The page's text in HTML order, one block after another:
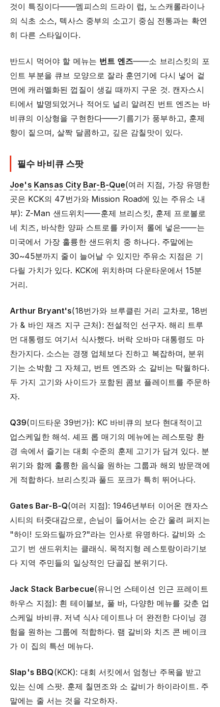
것이 특징이다——멤피스의 드라이 럽, 노스캐롤라이나
의 식초 소스, 텍사스 중부의 소고기 중심 전통과는 확연
히 다른 스타일이다.
반드시 먹어야 할 메뉴는 번트 엔즈——소 브리스킷의 포
인트 부분을 큐브 모양으로 잘라 훈연기에 다시 넣어 겉
면에 캐러멜화된 껍질이 생길 때까지 구운 것. 캔자스시
티에서 발명되었거나 적어도 널리 알려진 번트 엔즈는 바
비큐의 이상형을 구현한다——기름기가 풍부하고, 훈제
향이 짙으며, 살짝 달콤하고, 깊은 감칠맛이 있다.
필수 바비큐 스팟
Joe's Kansas City Bar-B-Que(여러 지점, 가장 유명한
곳은 KCK의 47번가와 Mission Road에 있는 주유소 내
부): Z-Man 샌드위치——훈제 브리스킷, 훈제 프로볼로
네 치즈, 바삭한 양파 스트로를 카이저 롤에 넣은——는
미국에서 가장 훌륭한 샌드위치 중 하나다. 주말에는
30~45분까지 줄이 늘어날 수 있지만 주유소 지점은 기
다릴 가치가 있다. KCK에 위치하며 다운타운에서 15분
거리.
Arthur Bryant's(18번가와 브루클린 거리 교차로, 18번
가 & 바인 재즈 지구 근처): 전설적인 선구자. 해리 트루
먼 대통령도 여기서 식사했다. 버락 오바마 대통령도 마
찬가지다. 소스는 경쟁 업체보다 진하고 복잡하며, 분위
기는 소박함 그 자체고, 번트 엔즈와 소 갈비는 탁월하다.
두 가지 고기와 사이드가 포함된 콤보 플레이트를 주문하
자.
Q39(미드타운 39번가): KC 바비큐의 보다 현대적이고
업스케일한 해석. 셰프 롭 매기의 메뉴에는 레스토랑 환
경 속에서 즐기는 대회 수준의 훈제 고기가 담겨 있다. 분
위기와 함께 훌륭한 음식을 원하는 그룹과 해외 방문객에
게 적합하다. 브리스킷과 풀드 포크가 특히 뛰어나다.
Gates Bar-B-Q(여러 지점): 1946년부터 이어온 캔자스
시티의 터줏대감으로, 손님이 들어서는 순간 울려 퍼지는
"하이! 도와드릴까요?"라는 인사로 유명하다. 갈비와 소
고기 번 샌드위치는 클래식. 목적지형 레스토랑이라기보
다 지역 주민들의 일상적인 단골집 분위기다.
Jack Stack Barbecue(유니언 스테이션 인근 프레이트
하우스 지점): 흰 테이블보, 풀 바, 다양한 메뉴를 갖춘 업
스케일 바비큐. 저녁 식사 데이트나 더 완전한 다이닝 경
험을 원하는 그룹에 적합하다. 램 갈비와 치즈 콘 베이크
가 이 집의 특선 메뉴다.
Slap's BBQ(KCK): 대회 서킷에서 엄청난 주목을 받고
있는 신예 스팟. 훈제 칠면조와 소 갈비가 하이라이트. 주
말에는 줄 서는 것을 각오하자.